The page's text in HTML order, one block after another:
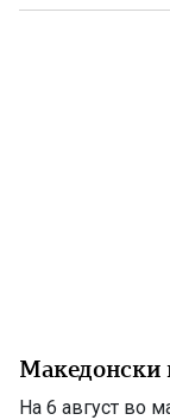
анализи, во
Македонски
На 6 август во